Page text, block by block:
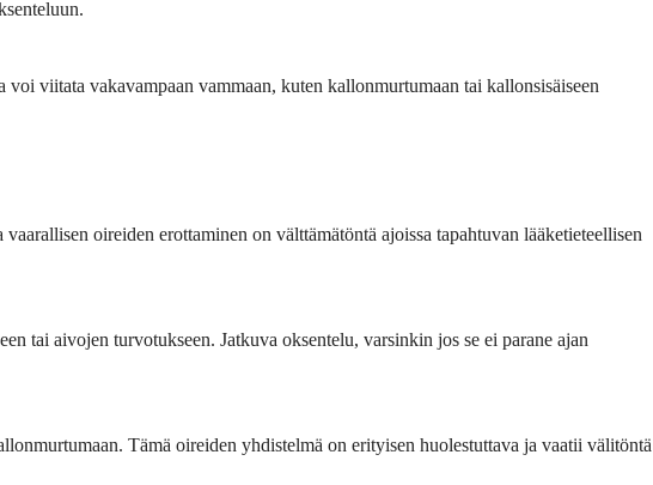
viitata vakavampaan vammaan, kuten kallonmurtumaan tai kallonsisäiseen
oireiden erottaminen on välttämätöntä ajoissa tapahtuvan lääketieteellisen
tai aivojen turvotukseen. Jatkuva oksentelu, varsinkin jos se ei parane ajan
Tämä oireiden yhdistelmä on erityisen huolestuttava ja vaatii välitöntä